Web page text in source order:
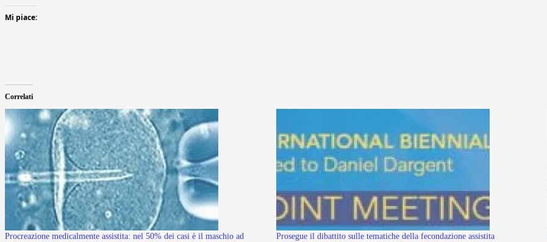
Mi piace:
Correlati
Procreazione medicalmente assistita: nel 50% dei casi è il maschio ad Prosegue il dibattito sulle tematiche della fecondazione assistita